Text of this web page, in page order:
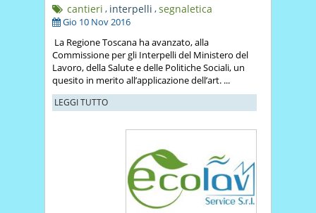
cantieri , interpelli ,segnaletica
Gio 10 Nov 2016
La Regione Toscana ha avanzato, alla
Commissione per gli Interpelli del Ministero del
Lavoro, della Salute e delle Politiche Sociali, un
quesito in merito all’applicazione dell’art. ...
LEGGI TUTTO